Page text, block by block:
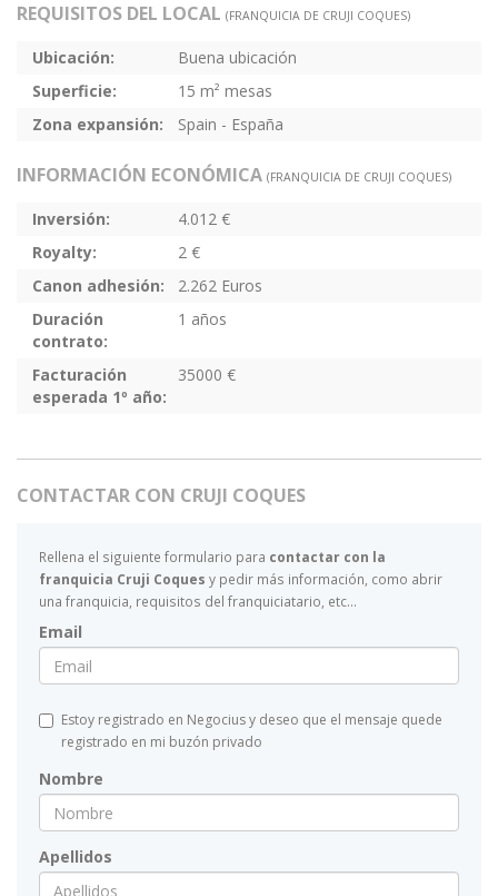
REQUISITOS DEL LOCAL (FRANQUICIA DE CRUJI COQUES)
Ubicación:
Buena ubicación
Superficie:
15 m² mesas
Zona expansión:
Spain - España
INFORMACIÓN ECONÓMICA (FRANQUICIA DE CRUJI COQUES)
Inversión:
4.012 €
Royalty:
2 €
Canon adhesión:
2.262 Euros
Duración
contrato:
1 años
Facturación
esperada 1º año:
35000 €
CONTACTAR CON CRUJI COQUES
Rellena el siguiente formulario para contactar con la
franquicia Cruji Coques y pedir más información, como abrir
una franquicia, requisitos del franquiciatario, etc...
Email
Estoy registrado en Negocius y deseo que el mensaje quede
registrado en mi buzón privado
Nombre
Apellidos